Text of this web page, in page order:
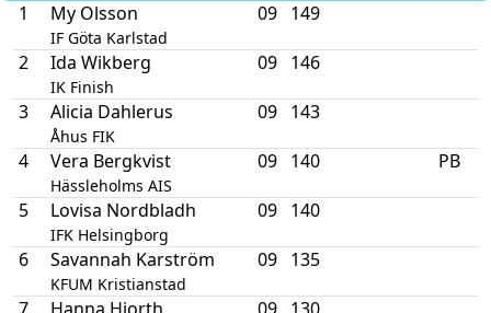
1
My Olsson
IF Göta Karlstad
09 149
2 Ida Wikberg
IK Finish
09 146
3 Alicia Dahlerus
Åhus FIK
09 143
4 Vera Bergkvist
Hässleholms AIS
09 140 PB
5 Lovisa Nordbladh
IFK Helsingborg
09 140
6 Savannah Karström
KFUM Kristianstad
09 135